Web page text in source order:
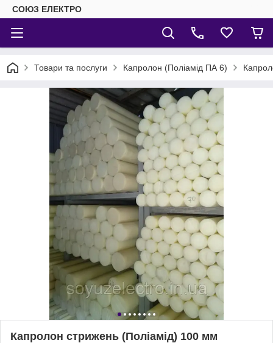
СОЮЗ ЕЛЕКТРО
Товари та послуги Капролон (Поліамід ПА 6)
Капролон стрижень (Поліамід) 100 мм